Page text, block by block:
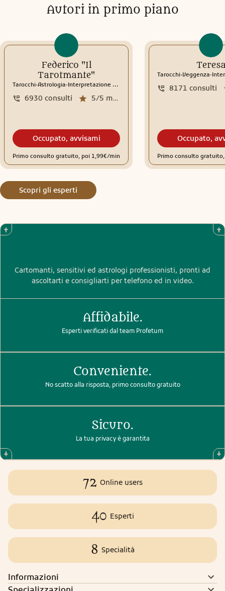
Autori in primo piano
Federico "Il
Tarotmante"
Tarocchi.Astrologia.Interpretazione sogni
5/5 media recensioni
6930 consulti
Occupato, avvisami
Primo consulto gratuito, poi 1,99€/min
Tarocchi.Veggenza.
8171 consulti
Occupato,
Primo consulto
Scopri gli esperti
Cartomanti, sensitivi ed astrologi professionisti, pronti ad
ascoltarti e consigliarti per telefono ed in video.
Affidabile.
Esperti verificati dal team Profetum
Conveniente.
No scatto alla risposta, primo consulto gratuito
Sicuro.
La tua privacy è garantita
72 Online users
40 Esperti
8 Specialità
Informazioni